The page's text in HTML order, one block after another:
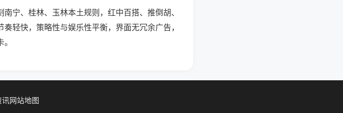
宁、桂林、玉林本土规则，红中百搭、推倒胡、
轻快，策略性与娱乐性平衡，界面无冗余广告，
讯网站地图